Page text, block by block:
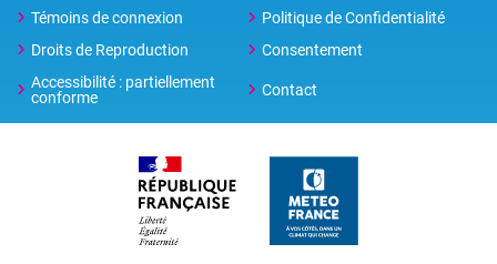
Témoins de connexion
Politique de Confidentialité
Droits de Reproduction
Consentement
Accessibilité : partiellement
conforme
Contact